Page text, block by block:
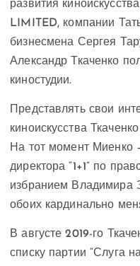
развития
LIMITED, компании
бизнесмена Сергея
Александр Ткаченко
киностудии.
Представлять свои
киноискусства
На тот момент Миенко
директора “1+1” по
избранием Владимира
обоих кардинально
В августе 2019-го
списку партии “Слуга